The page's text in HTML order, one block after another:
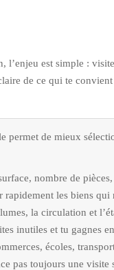
l’enjeu est simple :
de ce qui te
permet de mieux
nombre de
les biens qui
la circulation et
inutiles et tu gagnes
écoles,
pas toujours une visite